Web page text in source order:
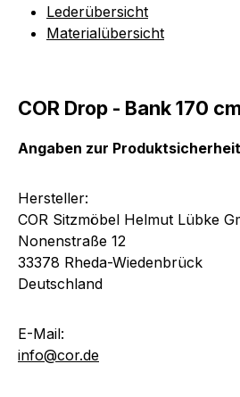
Lederübersicht
Materialübersicht
COR Drop - Bank 170
Angaben zur
Hersteller:
COR Sitzmöbel Helmut Lübke
Nonenstraße 12
33378 Rheda-Wiedenbrück
Deutschland
E-Mail:
info@cor.de